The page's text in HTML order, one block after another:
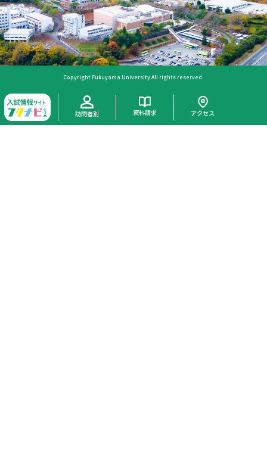
Copyright Fukuyama University All rights reserved.
訪問者別 資料請求 アクセス